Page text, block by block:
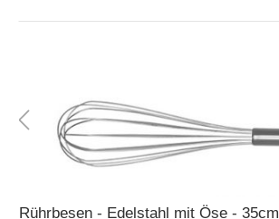
Rührbesen - Edelstahl mit Öse - 35cm